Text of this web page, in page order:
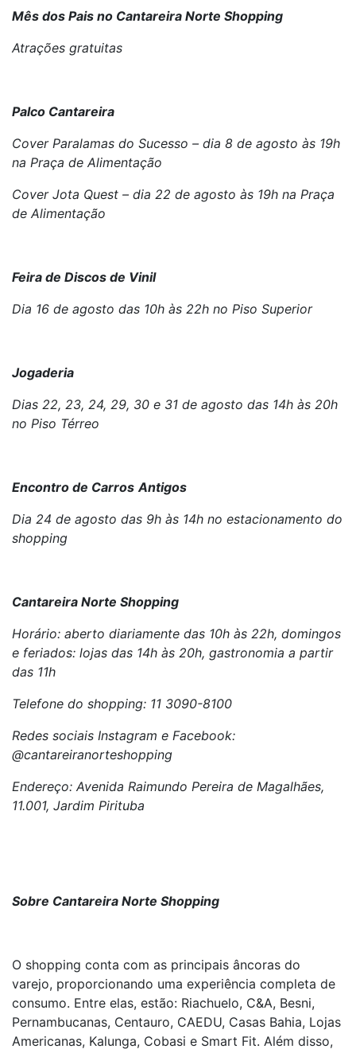
Mês dos Pais no Cantareira Norte Shopping
Atrações gratuitas
Palco Cantareira
Cover Paralamas do Sucesso – dia 8 de agosto às 19h
na Praça de Alimentação
Cover Jota Quest – dia 22 de agosto às 19h na Praça
de Alimentação
Feira de Discos de Vinil
Dia 16 de agosto das 10h às 22h no Piso Superior
Jogaderia
Dias 22, 23, 24, 29, 30 e 31 de agosto das 14h às 20h
no Piso Térreo
Encontro de Carros Antigos
Dia 24 de agosto das 9h às 14h no estacionamento do
shopping
Cantareira Norte Shopping
Horário: aberto diariamente das 10h às 22h, domingos
e feriados: lojas das 14h às 20h, gastronomia a partir
das 11h
Telefone do shopping: 11 3090-8100
Redes sociais Instagram e Facebook:
@cantareiranorteshopping
Endereço: Avenida Raimundo Pereira de Magalhães,
11.001, Jardim Pirituba
Sobre Cantareira Norte Shopping
O shopping conta com as principais âncoras do
varejo, proporcionando uma experiência completa de
consumo. Entre elas, estão: Riachuelo, C&A, Besni,
Pernambucanas, Centauro, CAEDU, Casas Bahia, Lojas
Americanas, Kalunga, Cobasi e Smart Fit. Além disso,